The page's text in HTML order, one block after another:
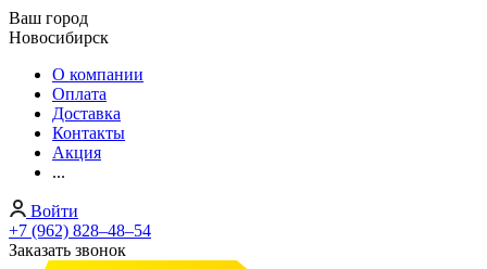
Ваш город
Новосибирск
О компании
Оплата
Доставка
Контакты
Акция
...
Войти
+7 (962) 828‒48‒54
Заказать звонок